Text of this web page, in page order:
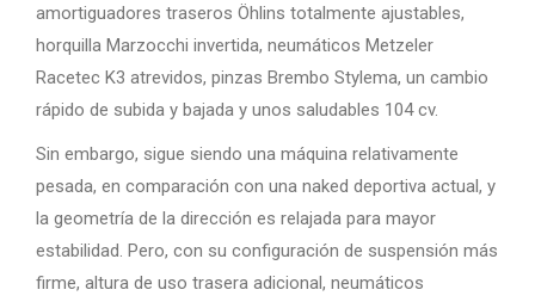
amortiguadores traseros Öhlins totalmente ajustables,
horquilla Marzocchi invertida, neumáticos Metzeler
Racetec K3 atrevidos, pinzas Brembo Stylema, un cambio
rápido de subida y bajada y unos saludables 104 cv.
Sin embargo, sigue siendo una máquina relativamente
pesada, en comparación con una naked deportiva actual, y
la geometría de la dirección es relajada para mayor
estabilidad. Pero, con su configuración de suspensión más
firme, altura de uso trasera adicional, neumáticos